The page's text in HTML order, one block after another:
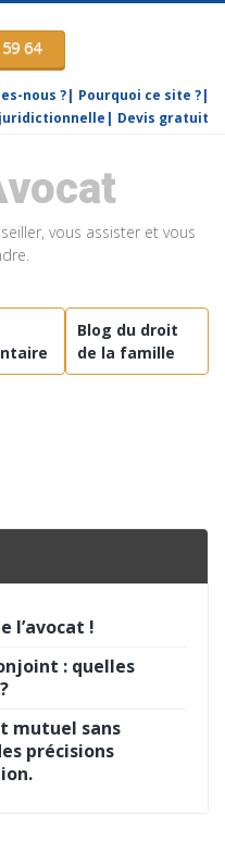
64
nous ?
Pourquoi ce site ?
Devis gratuit
vous assister et vous
Blog du droit
de la famille
l’avocat !
: quelles
mutuel sans
précisions